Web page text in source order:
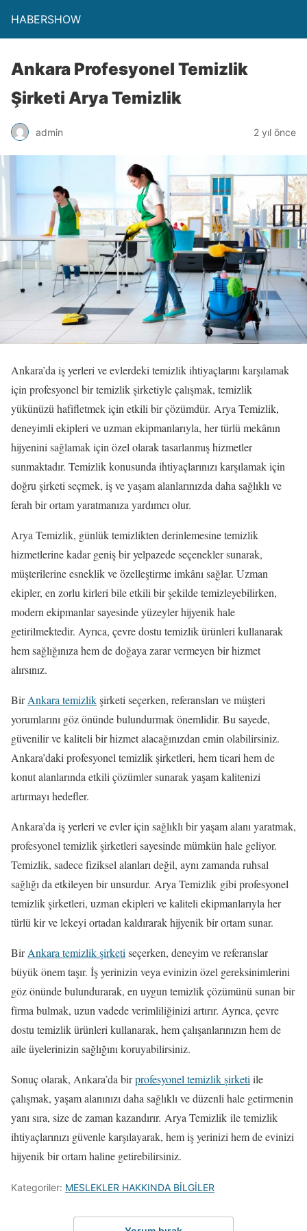
HABERSHOW
Ankara Profesyonel Temizlik
Şirketi Arya Temizlik
admin 2 yıl önce
Ankara’da iş yerleri ve evlerdeki temizlik ihtiyaçlarını karşılamak
için profesyonel bir temizlik şirketiyle çalışmak, temizlik
yükünüzü hafifletmek için etkili bir çözümdür. Arya Temizlik,
deneyimli ekipleri ve uzman ekipmanlarıyla, her türlü mekânın
hijyenini sağlamak için özel olarak tasarlanmış hizmetler
sunmaktadır. Temizlik konusunda ihtiyaçlarınızı karşılamak için
doğru şirketi seçmek, iş ve yaşam alanlarınızda daha sağlıklı ve
ferah bir ortam yaratmanıza yardımcı olur.
Arya Temizlik, günlük temizlikten derinlemesine temizlik
hizmetlerine kadar geniş bir yelpazede seçenekler sunarak,
müşterilerine esneklik ve özelleştirme imkânı sağlar. Uzman
ekipler, en zorlu kirleri bile etkili bir şekilde temizleyebilirken,
modern ekipmanlar sayesinde yüzeyler hijyenik hale
getirilmektedir. Ayrıca, çevre dostu temizlik ürünleri kullanarak
hem sağlığınıza hem de doğaya zarar vermeyen bir hizmet
alırsınız.
BirAnkara temizlikşirketi seçerken, referansları ve müşteri
yorumlarını göz önünde bulundurmak önemlidir. Bu sayede,
güvenilir ve kaliteli bir hizmet alacağınızdan emin olabilirsiniz.
Ankara’daki profesyonel temizlik şirketleri, hem ticari hem de
konut alanlarında etkili çözümler sunarak yaşam kalitenizi
artırmayı hedefler.
Ankara’da iş yerleri ve evler için sağlıklı bir yaşam alanı yaratmak,
profesyonel temizlik şirketleri sayesinde mümkün hale geliyor.
Temizlik, sadece fiziksel alanları değil, aynı zamanda ruhsal
sağlığı da etkileyen bir unsurdur. Arya Temizlik gibi profesyonel
temizlik şirketleri, uzman ekipleri ve kaliteli ekipmanlarıyla her
türlü kir ve lekeyi ortadan kaldırarak hijyenik bir ortam sunar.
BirAnkara temizlik şirketi seçerken, deneyim ve referanslar
büyük önem taşır. İş yerinizin veya evinizin özel gereksinimlerini
göz önünde bulundurarak, en uygun temizlik çözümünü sunan bir
firma bulmak, uzun vadede verimliliğinizi artırır. Ayrıca, çevre
dostu temizlik ürünleri kullanarak, hem çalışanlarınızın hem de
aile üyelerinizin sağlığını koruyabilirsiniz.
Sonuç olarak, Ankara’da birprofesyonel temizlik şirketi ile
çalışmak, yaşam alanınızı daha sağlıklı ve düzenli hale getirmenin
yanı sıra, size de zaman kazandırır. Arya Temizlik ile temizlik
ihtiyaçlarınızı güvenle karşılayarak, hem iş yerinizi hem de evinizi
hijyenik bir ortam haline getirebilirsiniz.
Kategoriler: MESLEKLER HAKKINDA BİLGİLER